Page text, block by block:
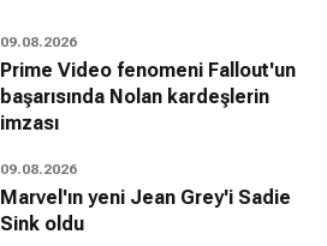
09.08.2026
Prime Video fenomeni Fallout'un
başarısında Nolan kardeşlerin
imzası
09.08.2026
Marvel'ın yeni Jean Grey'i Sadie
Sink oldu